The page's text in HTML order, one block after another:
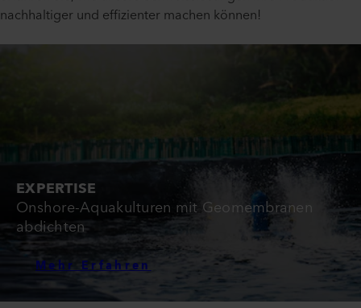
nachhaltiger und effizienter machen können!
EXPERTISE
Onshore-Aquakulturen mit Geomembranen
abdichten
Mehr Erfahren